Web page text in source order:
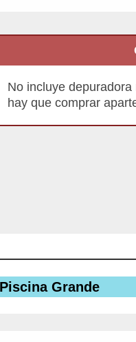
No incluye
hay que comprar
Grande